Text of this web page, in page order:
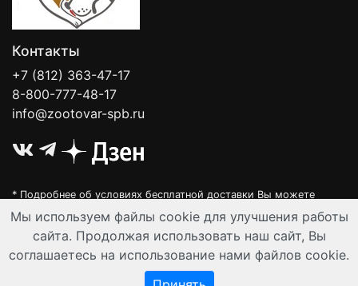
Контакты
+7 (812) 363-47-17
8-800-777-48-17
info@zootovar-spb.ru
* Подробнее об условиях бесплатной доставки Вы можете
узнать на нашей
интерактивной карте
Интернет-зоомагазин "Филя". Контент на сайте предназначен для
лиц старше 16 лет. Все данные представленные на сайте
регулируются публичной офертой.
© Все права защищены 2008-2026 г.
Мы используем файлы cookie для улучшения работы
сайта. Продолжая использовать наш сайт, Вы
соглашаетесь на использование нами файлов cookie.